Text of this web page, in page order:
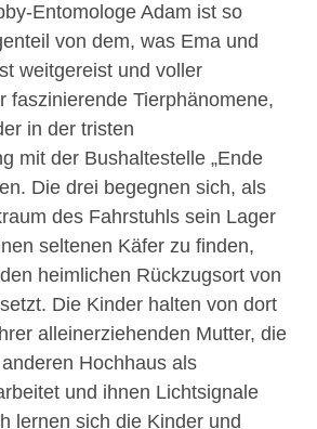
Entomologe Adam ist so
von dem, was Ema und
weitgereist und voller
faszinierende Tierphänomene,
in der tristen
mit der Bushaltestelle „Ende
Die drei begegnen sich, als
des Fahrstuhls sein Lager
seltenen Käfer zu finden,
heimlichen Rückzugsort von
Die Kinder halten von dort
alleinerziehenden Mutter, die
Hochhaus als
und ihnen Lichtsignale
lernen sich die Kinder und